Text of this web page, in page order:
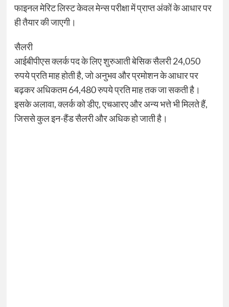
फाइनल मेरिट लिस्ट केवल मेन्स परीक्षा में प्राप्त अंकों के आधार पर
ही तैयार की जाएगी।
सैलरी
आईबीपीएस क्लर्क पद के लिए शुरुआती बेसिक सैलरी 24,050
रुपये प्रति माह होती है, जो अनुभव और प्रमोशन के आधार पर
बढ़कर अधिकतम 64,480 रुपये प्रति माह तक जा सकती है।
इसके अलावा, क्लर्क को डीए, एचआरए और अन्य भत्ते भी मिलते हैं,
जिससे कुल इन-हैंड सैलरी और अधिक हो जाती है।